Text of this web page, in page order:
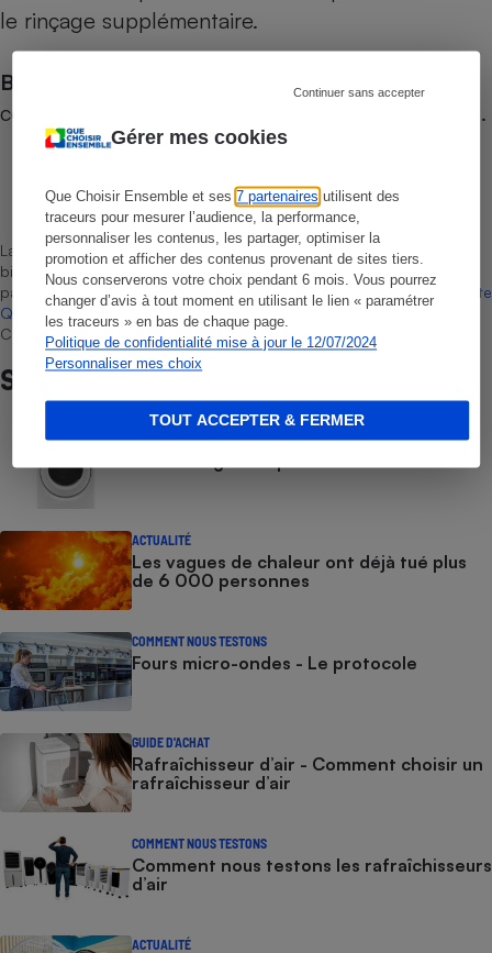
Gérer mes cookies
Que Choisir Ensemble et ses7 partenaires utilisent des
traceurs pour mesurer l’audience, la performance,
personnaliser les contenus, les partager, optimiser la
promotion et afficher des contenus provenant de sites tiers.
Nous conserverons votre choix pendant 6 mois. Vous pourrez
changer d’avis à tout moment en utilisant le lien « paramétrer
les traceurs » en bas de chaque page.
Politique de confidentialité mise à jour le 12/07/2024
Personnaliser mes choix
Continuer sans accepter
TOUT ACCEPTER & FERMER
le rinçage supplémentaire.
Bon à savoir :
une version gris silver est
commercialisée sous la référence
.
Laurent Baubeste
Rédacteur technique
La sélection de produits ou services est représentative du marché,
bien que non-exhaustive. À l’exception des autorisations données
par Bureau Veritas Certification conformément aux règles de
La Note
Que Choisir , il n’existe aucune relation contractuelle entre Que
Choisir Ensemble et les professionnels référencés.
Sur le même sujet
COMMENT NOUS TESTONS
ACTUALITÉ
Les vagues de chaleur ont déjà tué plus
de 6 000 personnes
COMMENT NOUS TESTONS
Fours micro-ondes - Le protocole
GUIDE D'ACHAT
Rafraîchisseur d’air - Comment choisir un
rafraîchisseur d’air
COMMENT NOUS TESTONS
Comment nous testons les rafraîchisseurs
d’air
ACTUALITÉ